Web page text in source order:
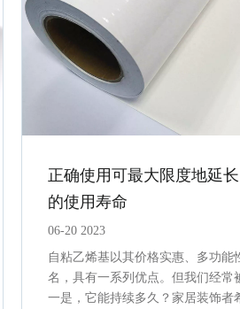
正确使用可最大限度地延
的使用寿命
06-20 2023
自粘乙烯基以其价格实惠、多功能
名，具有一系列优点。但我们经常
一是，它能持续多久？家居装饰者